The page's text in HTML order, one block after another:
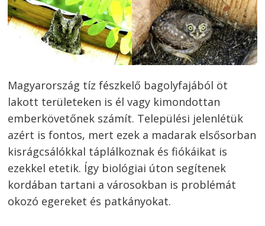
Magyarország tíz fészkelő bagolyfajából öt
lakott területeken is él vagy kimondottan
emberkövetőnek számít. Települési jelenlétük
azért is fontos, mert ezek a madarak elsősorban
kisrágcsálókkal táplálkoznak és fiókáikat is
ezekkel etetik. Így biológiai úton segítenek
kordában tartani a városokban is problémát
okozó egereket és patkányokat.